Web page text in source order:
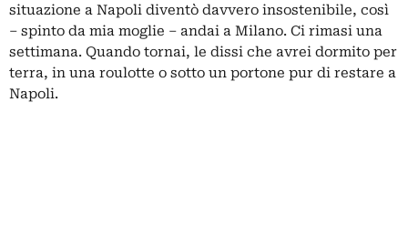
situazione a Napoli diventò davvero insostenibile, così
– spinto da mia moglie – andai a Milano. Ci rimasi una
settimana. Quando tornai, le dissi che avrei dormito per
terra, in una roulotte o sotto un portone pur di restare a
Napoli.